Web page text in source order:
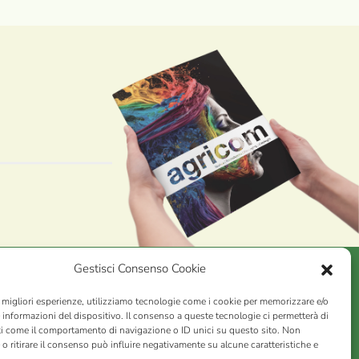
Gestisci Consenso Cookie
migliori esperienze, utilizziamo tecnologie come i cookie per memorizzare e/o
informazioni del dispositivo. Il consenso a queste tecnologie ci permetterà di
come il comportamento di navigazione o ID unici su questo sito. Non
ritirare il consenso può influire negativamente su alcune caratteristiche e
AGRICOMs.r.l.
n. 01078860473 | Capitale sociale 60.200,00 Int. versato |
Economico Amministrativo C.C.I.A.A. di Pistoia n. 117066